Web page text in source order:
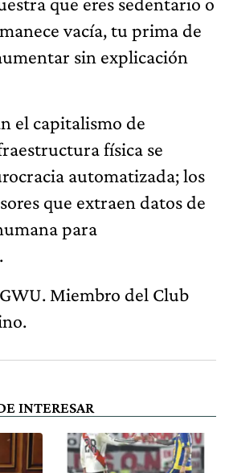
vacía, tu prima de
sin explicación
el capitalismo de
física se
automatizada; los
que extraen datos de
para
Miembro del Club
INTERESAR